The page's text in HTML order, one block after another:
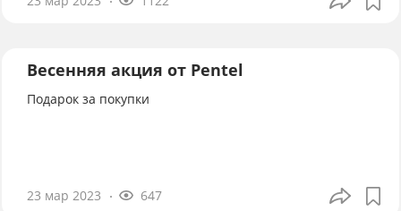
Весенняя акция от Pentel
Подарок за покупки
23 мар 2023 647